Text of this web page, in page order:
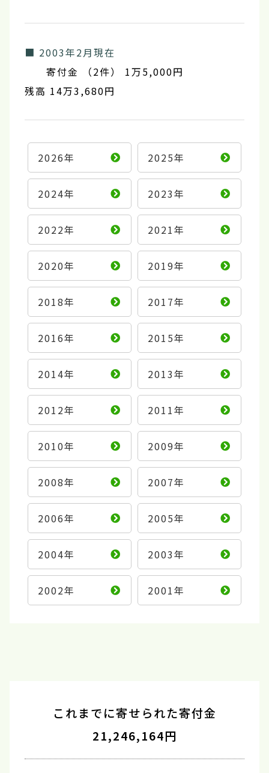
■ 2003年2月現在
寄付金 （2件） 1万5,000円
残高 14万3,680円
2026年 2025年
2024年 2023年
2022年 2021年
2020年 2019年
2018年 2017年
2016年 2015年
2014年 2013年
2012年 2011年
2010年 2009年
2008年 2007年
2006年 2005年
2004年 2003年
2002年 2001年
これまでに寄せられた寄付金
21,246,164円